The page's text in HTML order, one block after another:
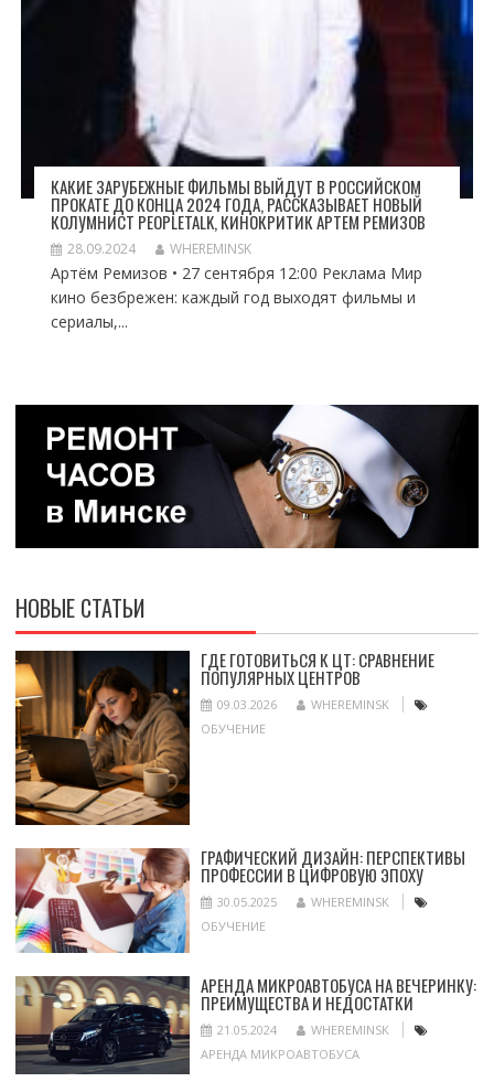
КАКИЕ ЗАРУБЕЖНЫЕ ФИЛЬМЫ ВЫЙДУТ В РОССИЙСКОМ
ПРОКАТЕ ДО КОНЦА 2024 ГОДА, РАССКАЗЫВАЕТ НОВЫЙ
КОЛУМНИСТ PEOPLETALK, КИНОКРИТИК АРТЕМ РЕМИЗОВ
28.09.2024 WHEREMINSK
Артём Ремизов • 27 сентября 12:00 Реклама Мир
кино безбрежен: каждый год выходят фильмы и
сериалы,...
НОВЫЕ СТАТЬИ
ГДЕ ГОТОВИТЬСЯ К ЦТ: СРАВНЕНИЕ
ПОПУЛЯРНЫХ ЦЕНТРОВ
09.03.2026
WHEREMINSK
ОБУЧЕНИЕ
ГРАФИЧЕСКИЙ ДИЗАЙН: ПЕРСПЕКТИВЫ
ПРОФЕССИИ В ЦИФРОВУЮ ЭПОХУ
30.05.2025
WHEREMINSK
ОБУЧЕНИЕ
АРЕНДА МИКРОАВТОБУСА НА ВЕЧЕРИНКУ:
ПРЕИМУЩЕСТВА И НЕДОСТАТКИ
21.05.2024
WHEREMINSK
АРЕНДА МИКРОАВТОБУСА